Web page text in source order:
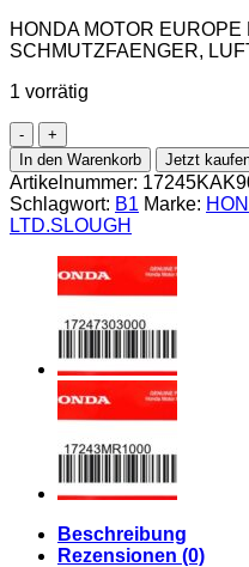
HONDA MOTOR
SCHMUTZFAENGER,
1 vorrätig
Honda-
17245KAK900
SCHMUTZFAENGER,
LUFTFILTE
Menge
In den Warenkorb Jetzt
Artikelnummer:
Schlagwort: B1 Marke:
LTD.SLOUGH
Beschreibung
Rezensionen (0)